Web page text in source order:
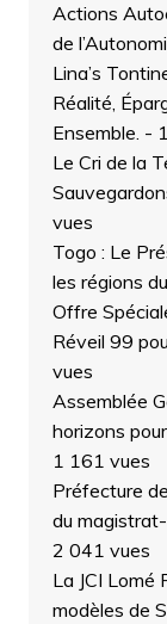
Actions
de
Lina’s
Réalité,
Ensemble. -
Le Cri de la
vues
Togo : Le
les régions
Offre
Réveil 99
vues
Assemblée
horizons
1 161 vues
Préfecture
du
2 041 vues
La JCI Lomé
modèles de